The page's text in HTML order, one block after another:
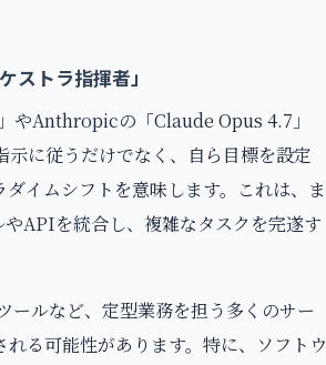
ストラ指揮者」
Anthropicの「Claude Opus 4.7」
に従うだけでなく、自ら目標を設定
イムシフトを意味します。これは、ま
APIを統合し、複雑なタスクを完遂す
ールなど、定型業務を担う多くのサー
る可能性があります。特に、ソフトウ